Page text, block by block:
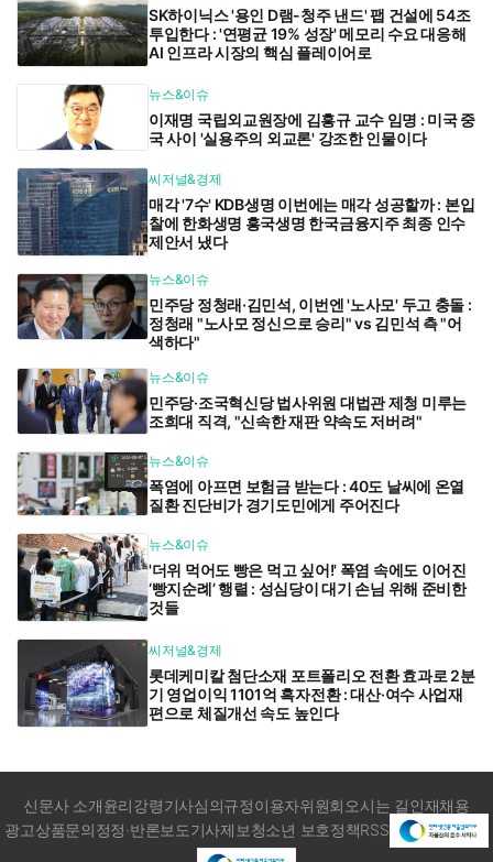
SK하이닉스 '용인 D램-청주 낸드' 팹 건설에 54조
투입한다 : '연평균 19% 성장' 메모리 수요 대응해
AI 인프라 시장의 핵심 플레이어로
뉴스&이슈
이재명 국립외교원장에 김흥규 교수 임명 : 미국 중
국 사이 '실용주의 외교론' 강조한 인물이다
씨저널&경제
매각 '7수' KDB생명 이번에는 매각 성공할까 : 본입
찰에 한화생명 흥국생명 한국금융지주 최종 인수
제안서 냈다
뉴스&이슈
민주당 정청래·김민석, 이번엔 '노사모' 두고 충돌 :
정청래 "노사모 정신으로 승리" vs 김민석 측 "어
색하다"
뉴스&이슈
민주당·조국혁신당 법사위원 대법관 제청 미루는
조희대 직격, "신속한 재판 약속도 저버려"
뉴스&이슈
폭염에 아프면 보험금 받는다 : 40도 날씨에 온열
질환 진단비가 경기도민에게 주어진다
뉴스&이슈
'더위 먹어도 빵은 먹고 싶어!' 폭염 속에도 이어진
‘빵지순례’ 행렬 : 성심당이 대기 손님 위해 준비한
것들
씨저널&경제
롯데케미칼 첨단소재 포트폴리오 전환 효과로 2분
기 영업이익 1101억 흑자전환 : 대산·여수 사업재
편으로 체질개선 속도 높인다
신문사 소개윤리강령기사심의규정이용자위원회 오시는 길인재채용
광고상품문의정정·반론보도기사제보청소년 보호정책RSS